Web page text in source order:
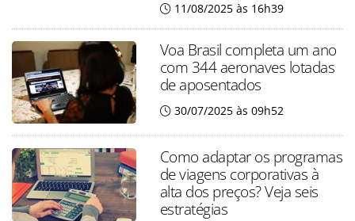
11/08/2025 às 16h39
Voa Brasil completa um ano
com 344 aeronaves lotadas
de aposentados
30/07/2025 às 09h52
Como adaptar os programas
de viagens corporativas à
alta dos preços? Veja seis
estratégias